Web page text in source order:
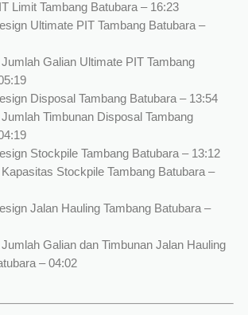
Limit Tambang Batubara – 16:23
Ultimate PIT Tambang Batubara –
Galian Ultimate PIT Tambang
Disposal Tambang Batubara – 13:54
Timbunan Disposal Tambang
Stockpile Tambang Batubara – 13:12
Stockpile Tambang Batubara –
Jalan Hauling Tambang Batubara –
Galian dan Timbunan Jalan Hauling
– 04:02